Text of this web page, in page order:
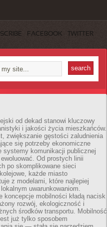
FACEBOOK TWITTER
od dekad stanowi kluczowy
i jakości życia mieszkańców.
zwiększanie gęstości zaludnienia
się potrzeby ekonomiczne
systemy komunikacji publicznej
Od prostych linii
po skomplikowane sieci
każde miasto
z modelami, które najlepiej
uwarunkowaniom.
koncepcje mobilności kładą nacisk
rozwój, ekologiczność i
środków transportu. Mobilność
już tylko sposobem